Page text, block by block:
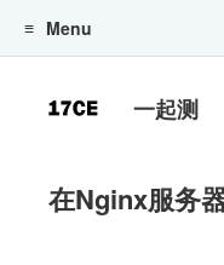
一起测
Menu
在Nginx服务